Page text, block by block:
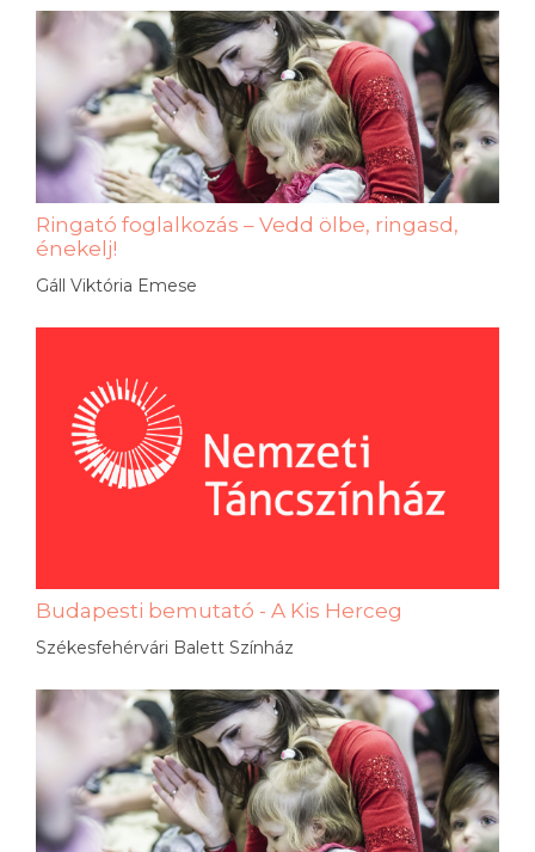
Ringató foglalkozás – Vedd ölbe, ringasd,
énekelj!
Gáll Viktória Emese
Budapesti bemutató - A Kis Herceg
Székesfehérvári Balett Színház